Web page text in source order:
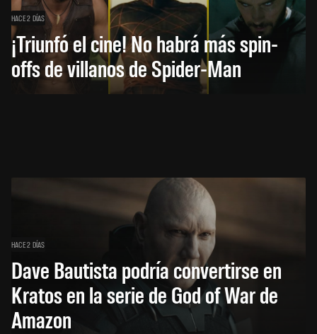
HACE 2 DÍAS
¡Triunfó el cine! No habrá más spin-
offs de villanos de Spider-Man
HACE 2 DÍAS
Dave Bautista podría convertirse en
Kratos en la serie de God of War de
Amazon